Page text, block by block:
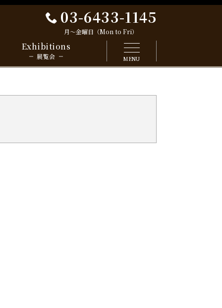
03-6433-1145
月～金曜日（Mon to Fri）
MENU
Exhibitions
展覧会